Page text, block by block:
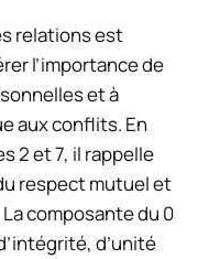
relations est
l’importance de
et à
aux conflits. En
2 et 7, il rappelle
respect mutuel et
composante du 0
d’unité